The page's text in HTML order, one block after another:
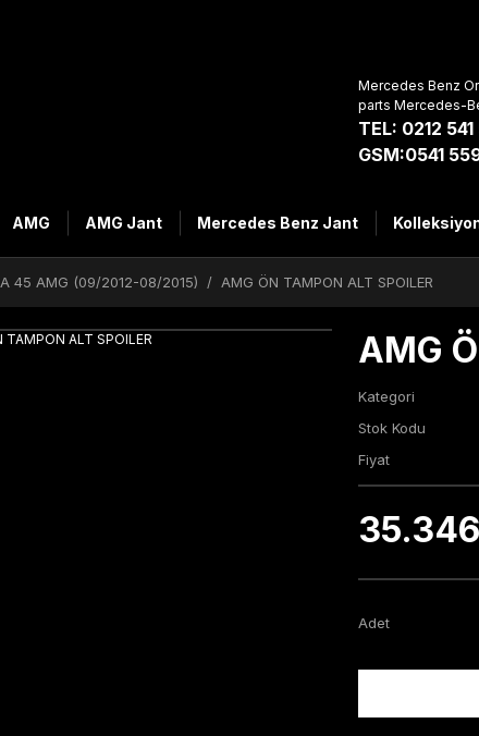
Mercedes Benz
TEL: 0212 541
GSM:0541
AMG AMG Jant Mercedes Benz Jant
A 45 AMG (09/2012-08/2015) AMG ÖN TAMPON ALT SPOILER
AMG
Kategori
Stok Kodu
Fiyat
Adet